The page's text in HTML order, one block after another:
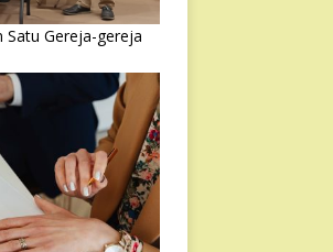
Gereja-gereja